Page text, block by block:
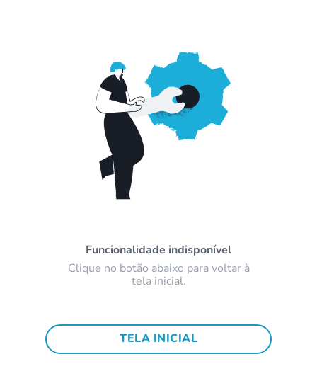
Funcionalidade indisponível
Clique no botão abaixo para voltar à
tela inicial.
TELA INICIAL